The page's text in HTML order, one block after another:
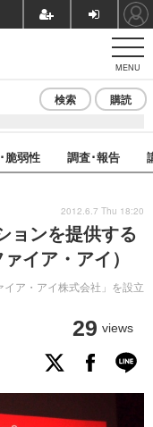
MENU
検索 購読
脆弱性 調査･報告
ョンを提供する
イア・アイ）
ア・アイ株式会社」を設立
29 views
2012.6.7 Thu 18:20